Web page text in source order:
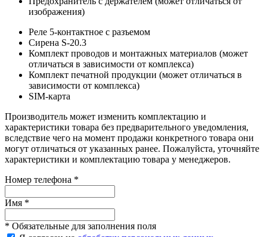
изображения)
Реле 5-контактное с разъемом
Сирена S-20.3
Комплект проводов и монтажных материалов (может
отличаться в зависимости от комплекса)
Комплект печатной продукции (может отличаться в
зависимости от комплекса)
SIM-карта
Производитель может изменить комплектацию и
характеристики товара без предварительного уведомления,
вследствие чего на момент продажи конкретного товара они
могут отличаться от указанных ранее. Пожалуйста, уточняйте
характеристики и комплектацию товара у менеджеров.
Номер телефона *
Имя *
* Обязательные для заполнения поля